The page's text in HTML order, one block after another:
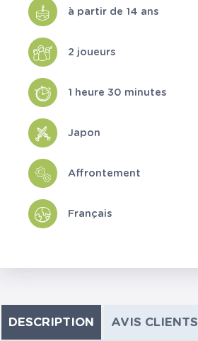
à partir de 14 ans
2 joueurs
1 heure 30 minutes
Japon
Affrontement
Français
DESCRIPTION AVIS CLIENTS